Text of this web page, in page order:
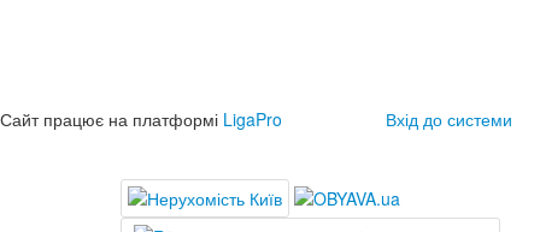
Сайт працює на платформі LigaPro Вхід до системи